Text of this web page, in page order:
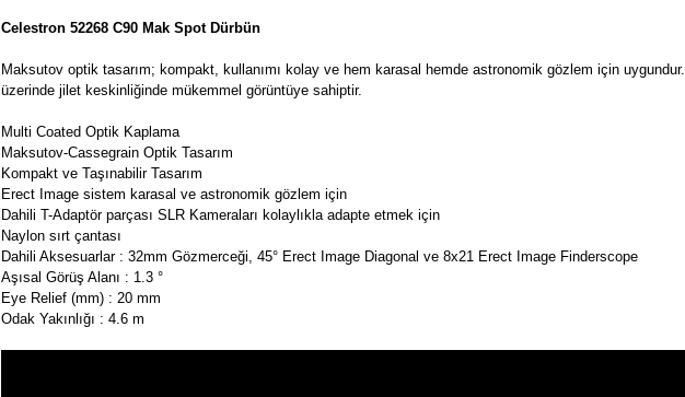
Celestron 52268 C90 Mak Spot Dürbün
Maksutov optik tasarım; kompakt, kullanımı kolay ve hem karasal hemde astronomik gözlem için uygundur.
üzerinde jilet keskinliğinde mükemmel görüntüye sahiptir.
Multi Coated Optik Kaplama
Maksutov-Cassegrain Optik Tasarım
Kompakt ve Taşınabilir Tasarım
Erect Image sistem karasal ve astronomik gözlem için
Dahili T-Adaptör parçası SLR Kameraları kolaylıkla adapte etmek için
Naylon sırt çantası
Dahili Aksesuarlar : 32mm Gözmerceği, 45° Erect Image Diagonal ve 8x21 Erect Image Finderscope
Aşısal Görüş Alanı : 1.3 °
Eye Relief (mm) : 20 mm
Odak Yakınlığı : 4.6 m